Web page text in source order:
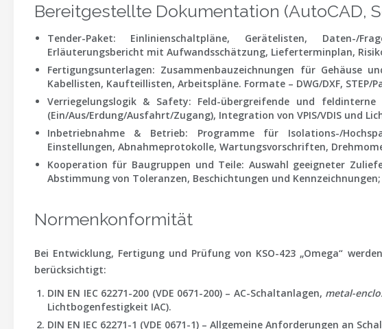
Bereitgestellte Dokumentation (AutoCAD,
Tender-Paket: Einlinienschaltpläne, Gerätelisten, Daten-/
Erläuterungsbericht mit Aufwandsschätzung, Lieferterminplan,
Fertigungsunterlagen: Zusammenbauzeichnungen für Gehäuse
Kabellisten, Kaufteillisten, Arbeitspläne. Formate – DWG/DXF, STEP/
Verriegelungslogik & Safety: Feld-übergreifende und feldinterne
(Ein/Aus/Erdung/Ausfahrt/Zugang), Integration von VPIS/VDIS und
Inbetriebnahme & Betrieb: Programme für Isolations-/
Einstellungen, Abnahmeprotokolle, Wartungsvorschriften,
Kooperation für Baugruppen und Teile: Auswahl geeigneter
Abstimmung von Toleranzen, Beschichtungen und
Normenkonformität
Bei Entwicklung, Fertigung und Prüfung von KSO-423 „Omega“
berücksichtigt:
DIN EN IEC 62271-200 (VDE 0671-200) – AC-Schaltanlagen, metal-
Lichtbogenfestigkeit IAC).
DIN EN IEC 62271-1 (VDE 0671-1) – Allgemeine Anforderungen an